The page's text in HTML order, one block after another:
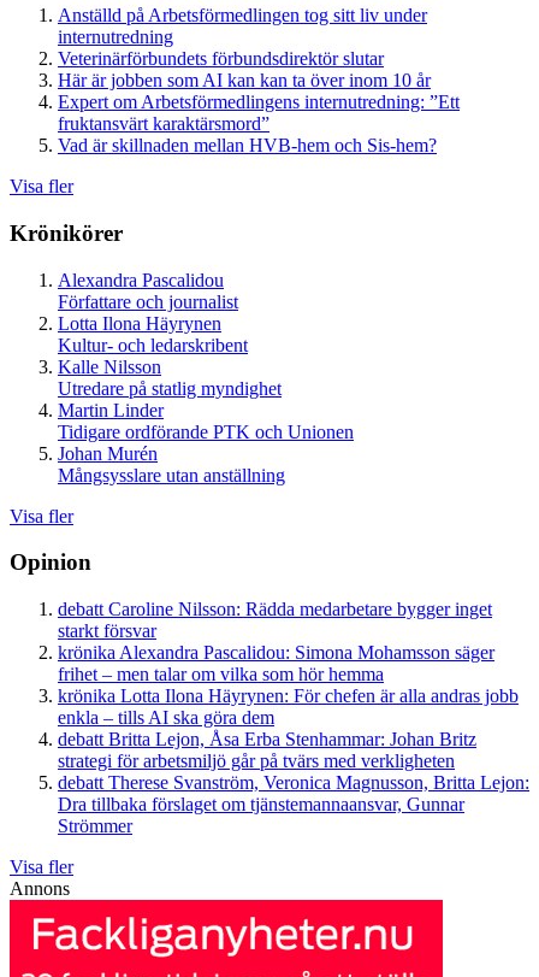
Anställd på Arbetsförmedlingen tog sitt liv under
internutredning
Veterinärförbundets förbundsdirektör slutar
Här är jobben som AI kan kan ta över inom 10 år
Expert om Arbetsförmedlingens internutredning: ”Ett
fruktansvärt karaktärsmord”
Vad är skillnaden mellan HVB-hem och Sis-hem?
Visa fler
Krönikörer
Alexandra Pascalidou
Författare och journalist
Lotta Ilona Häyrynen
Kultur- och ledarskribent
Kalle Nilsson
Utredare på statlig myndighet
Martin Linder
Tidigare ordförande PTK och Unionen
Johan Murén
Mångsysslare utan anställning
Visa fler
Opinion
debatt Caroline Nilsson: Rädda medarbetare bygger inget
starkt försvar
krönika Alexandra Pascalidou: Simona Mohamsson säger
frihet – men talar om vilka som hör hemma
krönika Lotta Ilona Häyrynen: För chefen är alla andras jobb
enkla – tills AI ska göra dem
debatt Britta Lejon, Åsa Erba Stenhammar: Johan Britz
strategi för arbetsmiljö går på tvärs med verkligheten
debatt Therese Svanström, Veronica Magnusson, Britta Lejon:
Dra tillbaka förslaget om tjänstemannaansvar, Gunnar
Strömmer
Visa fler
Annons